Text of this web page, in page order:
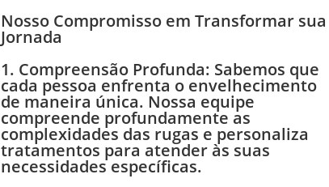
Nosso Compromisso em Transformar sua
Jornada
1. Compreensão Profunda: Sabemos que
cada pessoa enfrenta o envelhecimento
de maneira única. Nossa equipe
compreende profundamente as
complexidades das rugas e personaliza
tratamentos para atender às suas
necessidades específicas.